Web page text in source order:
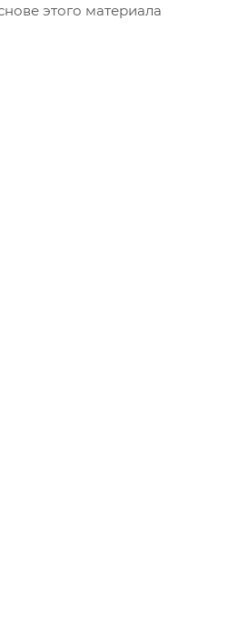
этого материала